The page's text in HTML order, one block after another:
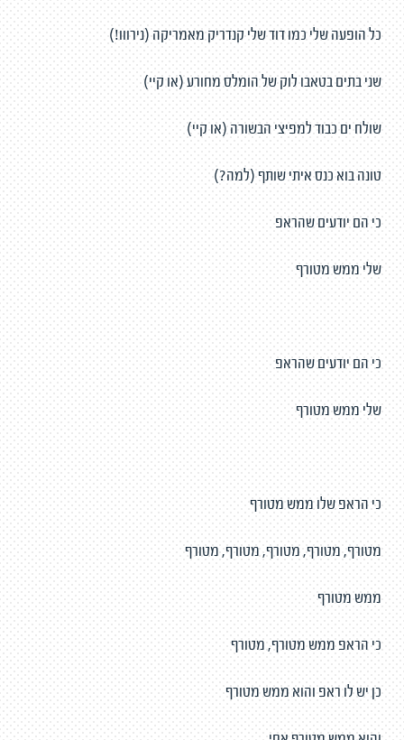
כל הופעה שלי כמו דוד שלי קנדריק מאמריקה (נירווו!)
שני בתים בטאבו לוק של הומלס מחורע (או קיי)
שולח ים כבוד למפיצי הבשורה (או קיי)
טונה בוא כנס איתי שותף (למה?)
כי הם יודעים שהראפ
שלי ממש מטורף
כי הם יודעים שהראפ
שלי ממש מטורף
כי הראפ שלו ממש מטורף
מטורף, מטורף, מטורף, מטורף, מטורף
ממש מטורף
כי הראפ ממש מטורף, מטורף
כן יש לו ראפ והוא ממש מטורף